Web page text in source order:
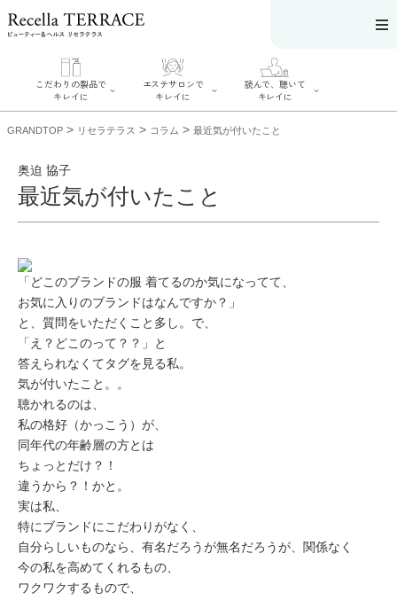
こだわりの製品で
キレイに
SERIES#01 私た
SERIES#02 水へ
のこだわり
SERIES#03 無
添加化粧品につ
いて
エステサロンで
キレイに
を探す
肌改善のプロが
いるサロンを探
す
リフティング認
定とは？
肌改善のプロと
は？
読んで、聴いて
キレイに
読んで、聴いてキ
糖質制限レシピ
奥迫協子スペシ
GRANDTOP > リセラテラス > コラム > 最近気が付いたこと
奥迫 協子
最近気が付いたこと
「どこのブランドの服 着てるのか気になってて、
お気に入りのブランドはなんですか？」
と、質問をいただくこと多し。で、
「え？どこのって？？」と
答えられなくてタグを見る私。
気が付いたこと。。
聴かれるのは、
私の格好（かっこう）が、
同年代の年齢層の方とは
ちょっとだけ？！
違うから？！かと。
実は私、
特にブランドにこだわりがなく、
自分らしいものなら、有名だろうが無名だろうが、関係なく
今の私を高めてくれるもの、
ワクワクするもので、